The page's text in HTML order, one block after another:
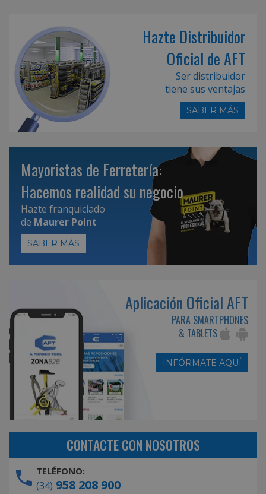
Hazte Distribuidor
Oficial de AFT
Ser distribuidor
tiene sus ventajas
SABER MÁS
Mayoristas de Ferretería:
Hacemos realidad su negocio
Hazte franquiciado
de Maurer Point
SABER MÁS
Aplicación Oficial AFT
PARA SMARTPHONES
& TABLETS
INFÓRMATE AQUÍ
CONTACTE CON NOSOTROS
TELÉFONO:
(34) 958 208 900